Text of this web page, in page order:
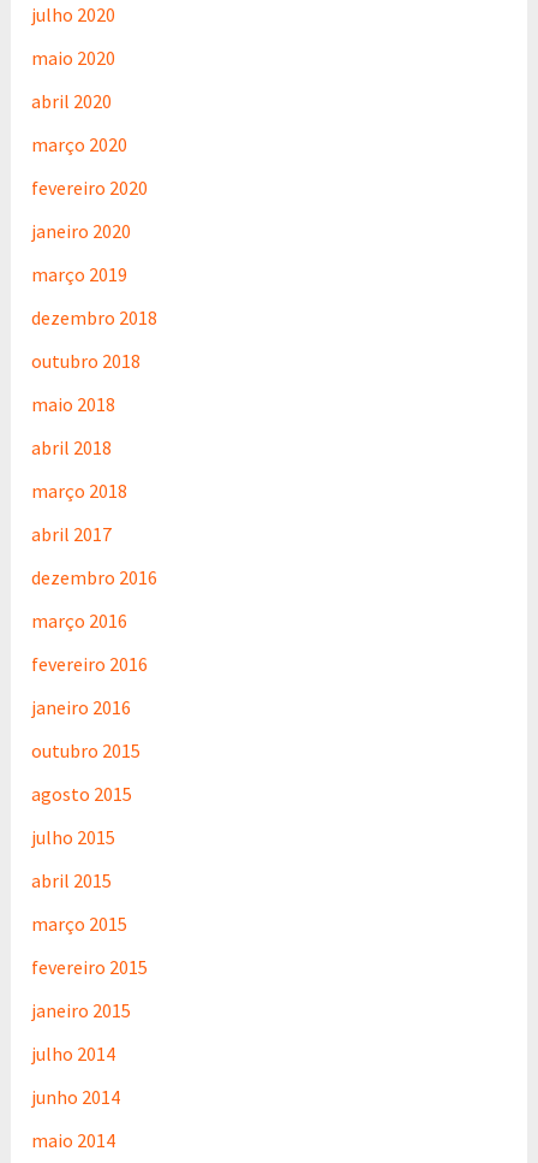
julho 2020
maio 2020
abril 2020
março 2020
fevereiro 2020
janeiro 2020
março 2019
dezembro 2018
outubro 2018
maio 2018
abril 2018
março 2018
abril 2017
dezembro 2016
março 2016
fevereiro 2016
janeiro 2016
outubro 2015
agosto 2015
julho 2015
abril 2015
março 2015
fevereiro 2015
janeiro 2015
julho 2014
junho 2014
maio 2014